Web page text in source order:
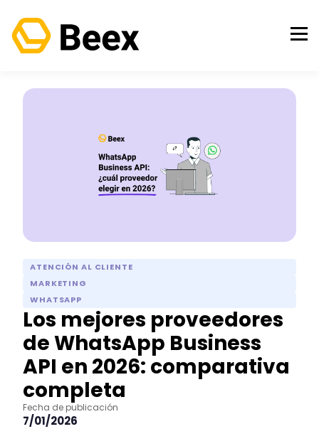
ATENCIÓN AL CLIENTE
MARKETING
WHATSAPP
Los mejores proveedores
de WhatsApp Business
API en 2026: comparativa
completa
Fecha de publicación
7/01/2026